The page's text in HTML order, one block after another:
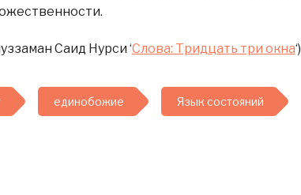
Саид Нурси ‘Слова: Тридцать три окна‘)
единобожие Язык состояний